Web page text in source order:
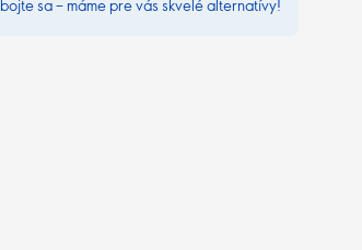
sa – máme pre vás skvelé alternatívy!